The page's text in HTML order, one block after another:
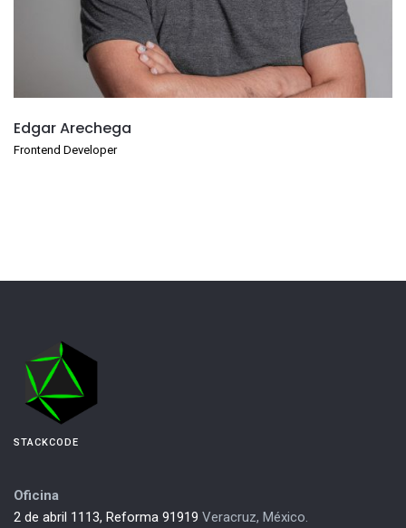
Edgar Arechega
Frontend Developer
STACKCODE
Oficina
2 de abril 1113, Reforma 91919 Veracruz, México.